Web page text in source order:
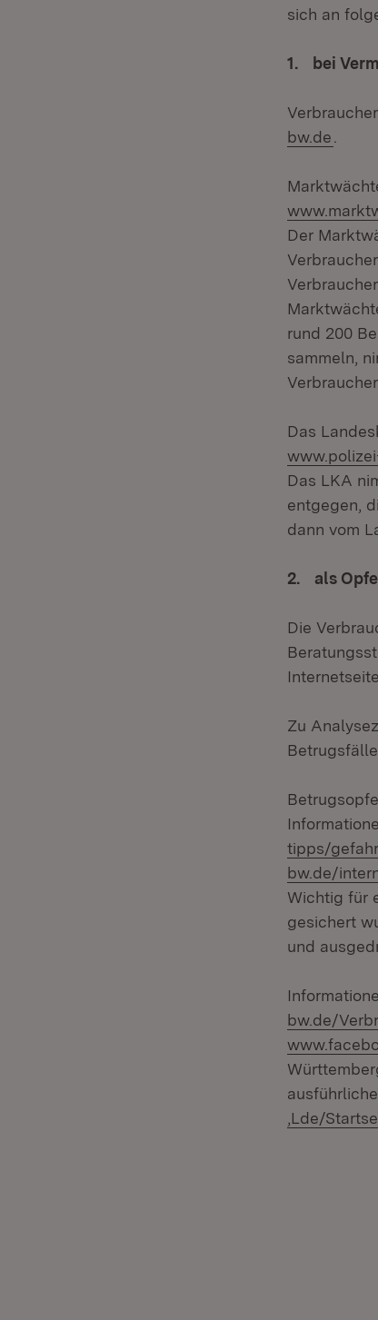
sich an
1. bei
bw.de
Der
rund 200
sammeln,
Das
Das LKA
entgegen,
dann vom
2. als
Die
Internetseite
Zu
tipps/
bw.de/
Wichtig für
gesichert
und
bw.de/
,Lde/